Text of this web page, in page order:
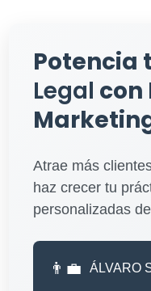
Potencia
Legal con
Atrae más
haz crecer tu
personalizadas de
👨‍💼 ÁLVARO